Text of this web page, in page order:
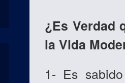
¿Es Verdad
la Vida
1- Es